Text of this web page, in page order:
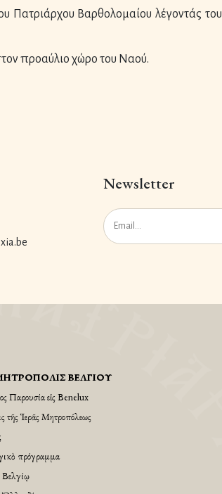
Πατριάρχου Βαρθολομαίου λέγοντάς
προαύλιο χώρο του Ναού.
Newsletter
ΒΕΛΓΊΟΥ
Παρουσία εἱς Βenelux
τῆς Ἱερᾶς Μητροπόλεως
πρόγραμμα
Βελγίῳ